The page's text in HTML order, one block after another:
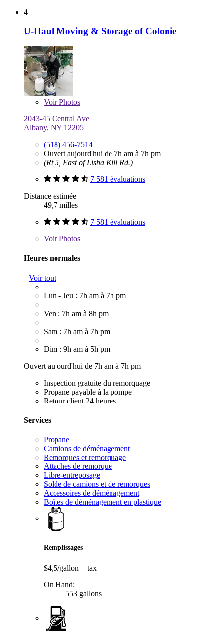
4
U-Haul Moving & Storage of Colonie
VoirPhotos
2043-45 Central Ave
Albany, NY 12205
(518) 456-7514
Ouvert aujourd'hui de 7h am à 7h pm
(Rt 5, East of Lisha Kill Rd.)
7 581 évaluations
Distance estimée
49,7 milles
7 581 évaluations
VoirPhotos
Heures normales
Voir tout
Lun - Jeu : 7h am à 7h pm
Ven : 7h am à 8h pm
Sam : 7h am à 7h pm
Dim : 9h am à 5h pm
Ouvert aujourd'hui de 7h am à 7h pm
Inspection gratuite du remorquage
Propane payable à la pompe
Retour client 24 heures
Services
Propane
Camions de déménagement
Remorques et remorquage
Attaches de remorque
Libre-entreposage
Solde de camions et de remorques
Accessoires de déménagement
Boîtes de déménagement en plastique
Remplissages
$4,5/gallon + tax
On Hand:
553 gallons